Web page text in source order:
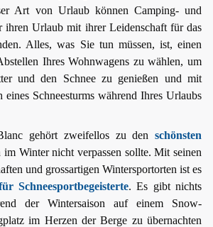
Art von Urlaub können Camping- und
ihren Urlaub mit ihrer Leidenschaft für das
Alles, was Sie tun müssen, ist, einen
Ihres Wohnwagens zu wählen, um
und den Schnee zu genießen und mit
Schneesturms während Ihres Urlaubs
gehört zweifellos zu den schönsten
im Winter nicht verpassen sollte. Mit seinen
und grossartigen Wintersportorten ist es
Schneesportbegeisterte. Es gibt nichts
der Wintersaison auf einem Snow-
im Herzen der Berge zu übernachten